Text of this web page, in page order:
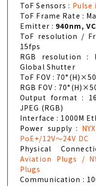
ToF Sensors : Pulse
ToF Frame Rate :
Emitter : 940nm,
ToF resolution /
15fps
RGB resolution :
Global Shutter
ToF FOV :
RGB FOV :
Output format :
JPEG (RGB)
Interface : 1000M
Power supply :
PoE+/12V～24V DC
Physical
Aviation Plugs /
Plugs
Communication :